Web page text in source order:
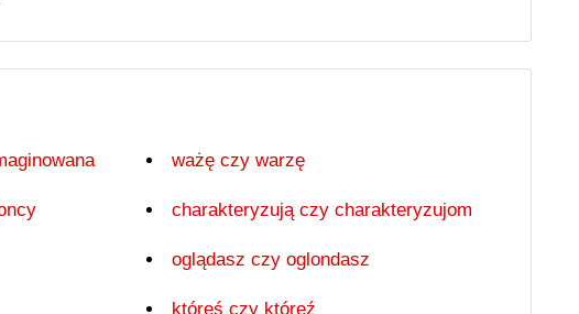
ważę czy warzę
charakteryzują czy charakteryzujom
oglądasz czy oglondasz
któreś czy któreź